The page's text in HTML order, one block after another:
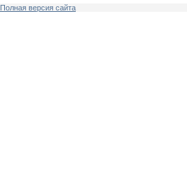
Полная версия сайта